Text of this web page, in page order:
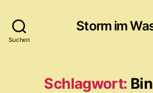
Suchen
Storm im
Schlagwort: